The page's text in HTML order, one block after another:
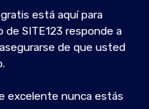
está aquí para
SITE123 responde a
de que usted
excelente nunca estás